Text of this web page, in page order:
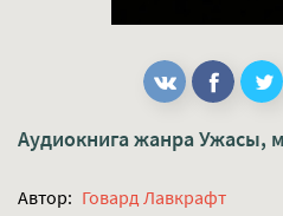
Аудиокнига жанра Ужасы,
Автор: Говард Лавкрафт